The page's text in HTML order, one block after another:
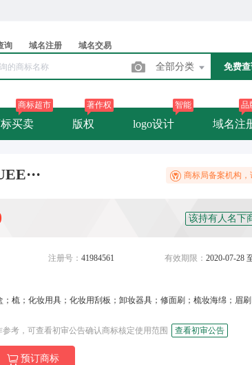
询 域名注册 域名交易
全部分类 免费查
买卖
商标超市
版权
著作权
logo设计
智能
域名注
品
商标局备案机构
该持有人名下
注册号： 41984561 有效期限： 2020-07-28
；梳；化妆用具；化妆用刮板；卸妆器具；修面刷；梳妆海绵；眉
考，可查看初审公告确认商标核定使用范围 查看初审公告
预订商标